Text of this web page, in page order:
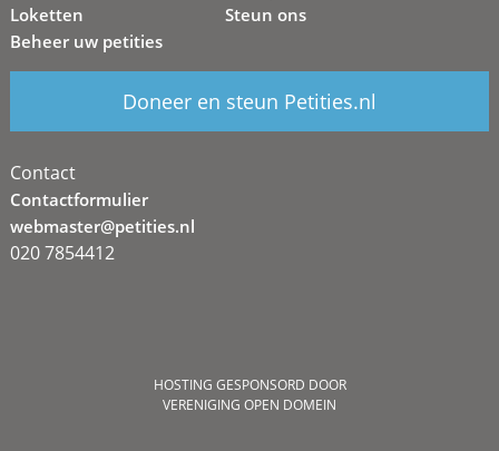
Loketten
Beheer uw petities
Steun ons
Doneer en steun Petities.nl
Contact
Contactformulier
webmaster@petities.nl
020 7854412
HOSTING GESPONSORD DOOR
VERENIGING OPEN DOMEIN